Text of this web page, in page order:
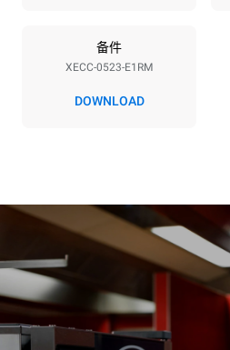
20.7 kWh/天
1次满载烘烤土豆
3次满载蒸汽烹饪
180°C空烤箱2小时
备件
XECC-0523-E1RM
DOWNLOAD